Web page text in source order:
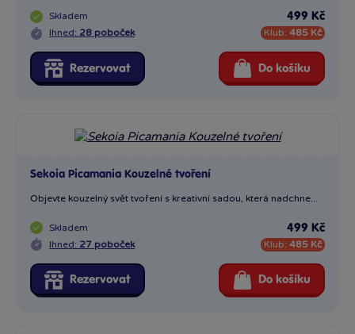
Skladem
Ihned: 28 poboček
499 Kč
Klub: 485 Kč
Rezervovat Do košíku
Sekoia Picamania Kouzelné tvoření
Objevte kouzelný svět tvoření s kreativní sadou, která nadchne...
Skladem
Ihned: 27 poboček
499 Kč
Klub: 485 Kč
Rezervovat Do košíku